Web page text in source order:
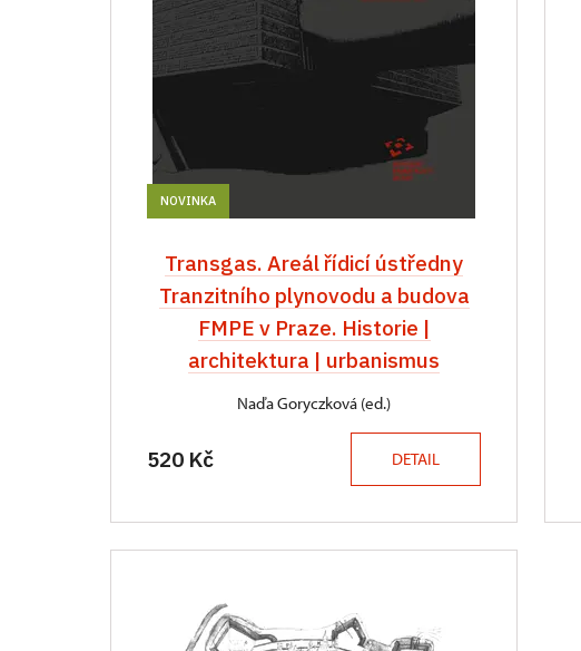
NOVINKA
Transgas. Areál řídicí ústředny
Tranzitního plynovodu a budova
FMPE v Praze. Historie |
architektura | urbanismus
Naďa Goryczková (ed.)
520 Kč DETAIL